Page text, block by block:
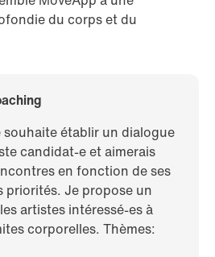
du corps et du
établir un dialogue
candidat-e et aimerais
en fonction de ses
priorités. Je propose un
artistes intéressé-es à
corporelles. Thèmes: